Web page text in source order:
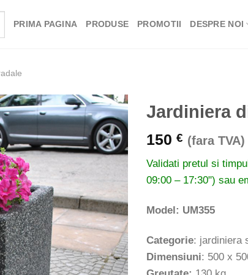
PRIMA PAGINA PRODUSE PROMOTII DESPRE NOI
Jardiniera
150 € (fara TVA)
Validati pretul si
09:00 – 17:30") sau
Model: UM355
Categorie: jardiniera
Dimensiuni: 500 x